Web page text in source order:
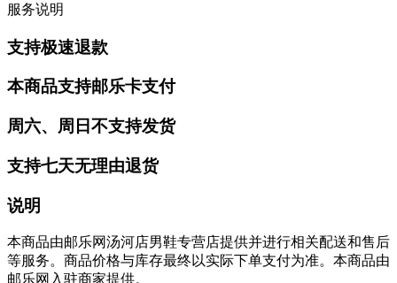
服务说明
支持极速退款
本商品支持邮乐卡支付
周六、周日不支持发货
支持七天无理由退货
说明
本商品由邮乐网汤河店男鞋专营店提供并进行相关配送和售后
等服务。商品价格与库存最终以实际下单支付为准。本商品由
邮乐网入驻商家提供。